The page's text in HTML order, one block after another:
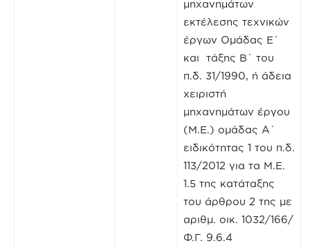
μηχανημάτων
εκτέλεσης τεχνικών
έργων Ομάδας Ε΄
και τάξης Β΄ του
π.δ. 31/1990, ή άδεια
χειριστή
μηχανημάτων έργου
(Μ.Ε.) ομάδας Α΄
ειδικότητας 1 του π.δ.
113/2012 για τα Μ.Ε.
1.5 της κατάταξης
του άρθρου 2 της με
αριθμ. οικ. 1032/166/
Φ.Γ. 9.6.4